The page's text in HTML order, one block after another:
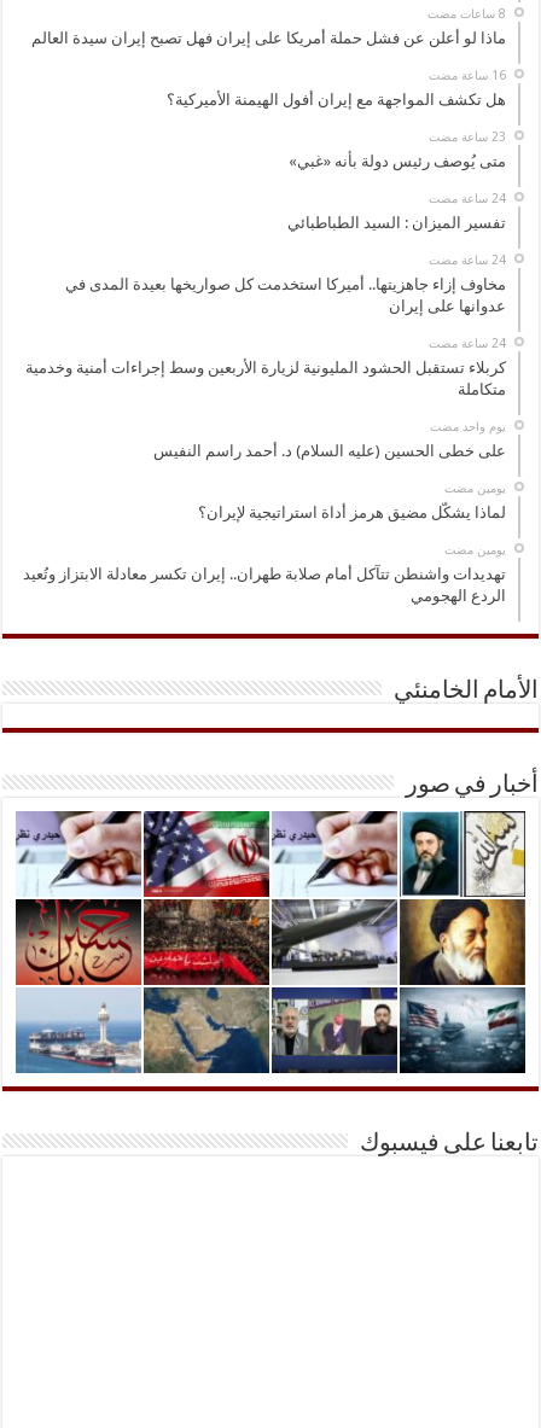
ماذا لو أعلن عن فشل حملة أمريكا على إيران فهل تصبح إيران سيدة العالم
‏16 ساعة مضت
هل تكشف المواجهة مع إيران أفول الهيمنة الأميركية؟
متى يُوصف رئيس دولة بأنه «غبي»
‏24 ساعة مضت
تفسير الميزان : السيد الطباطبائي
‏24 ساعة مضت
مخاوف إزاء جاهزيتها.. أميركا استخدمت كل صواريخها بعيدة المدى في
عدوانها على إيران
‏24 ساعة مضت
كربلاء تستقبل الحشود المليونية لزيارة الأربعين وسط إجراءات أمنية وخدمية
متكاملة
‏يوم واحد مضت
على خطى الحسين (عليه السلام) د. أحمد راسم النفيس
‏يومين مضت
لماذا يشكّل مضيق هرمز أداة استراتيجية لإيران؟
‏يومين مضت
تهديدات واشنطن تتآكل أمام صلابة طهران.. إيران تكسر معادلة الابتزاز وتُعيد
الردع الهجومي
الأمام الخامنئي
أخبار في صور
تابعنا على فيسبوك